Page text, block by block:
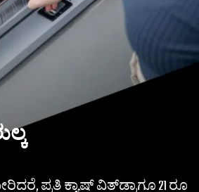
ಪ್ರತಿ ಕ್ಯಾಷ್ ವಿತ್​​ಡ್ರಾಗೂ 21 ರೂ